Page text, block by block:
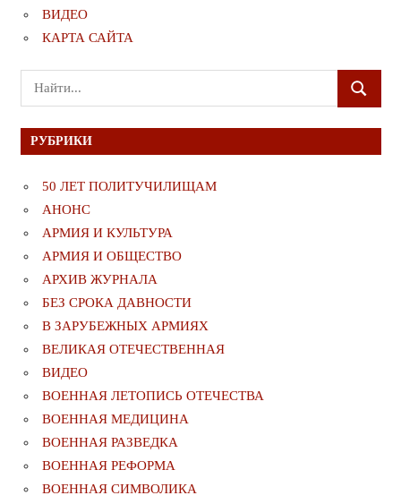
ВИДЕО
КАРТА САЙТА
Поиск
для:
ПОИСК
РУБРИКИ
50 ЛЕТ ПОЛИТУЧИЛИЩАМ
АНОНС
АРМИЯ И КУЛЬТУРА
АРМИЯ И ОБЩЕСТВО
АРХИВ ЖУРНАЛА
БЕЗ СРОКА ДАВНОСТИ
В ЗАРУБЕЖНЫХ АРМИЯХ
ВЕЛИКАЯ ОТЕЧЕСТВЕННАЯ
ВИДЕО
ВОЕННАЯ ЛЕТОПИСЬ ОТЕЧЕСТВА
ВОЕННАЯ МЕДИЦИНА
ВОЕННАЯ РАЗВЕДКА
ВОЕННАЯ РЕФОРМА
ВОЕННАЯ СИМВОЛИКА